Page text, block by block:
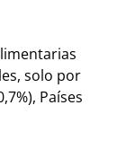
solo por
Países